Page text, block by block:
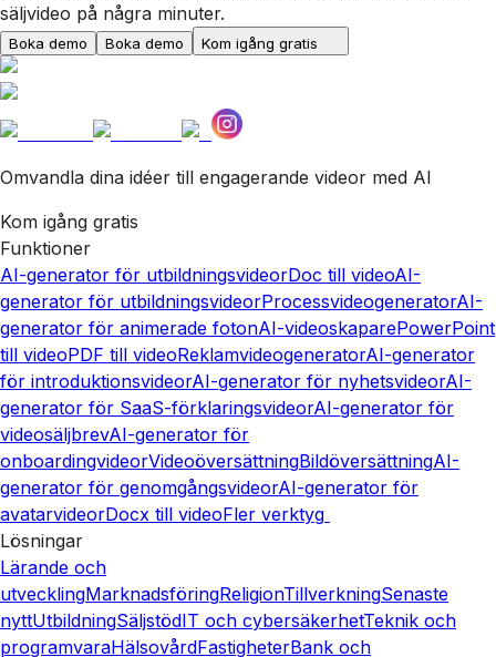
säljvideo på några minuter.
Boka demo Boka demo Kom igång gratis
Omvandla dina idéer till engagerande videor med AI
Kom igång gratis
Funktioner
AI-generator för utbildningsvideorDoc till videoAI-
generator för utbildningsvideorProcessvideogeneratorAI-
generator för animerade fotonAI-videoskaparePowerPoint
till videoPDF till videoReklamvideogeneratorAI-generator
för introduktionsvideorAI-generator för nyhetsvideorAI-
generator för SaaS-förklaringsvideorAI-generator för
videosäljbrevAI-generator för
onboardingvideorVideoöversättningBildöversättningAI-
generator för genomgångsvideorAI-generator för
avatarvideorDocx till videoFler verktyg
Lösningar
Lärande och
utvecklingMarknadsföringReligionTillverkningSenaste
nyttUtbildningSäljstödIT och cybersäkerhetTeknik och
programvaraHälsovårdFastigheterBank och